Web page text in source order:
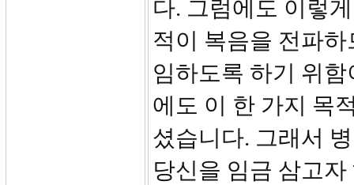
다. 그럼에도 이렇
적이 복음을 전파
임하도록 하기 위
에도 이 한 가지 목
셨습니다. 그래서
당신을 임금 삼고